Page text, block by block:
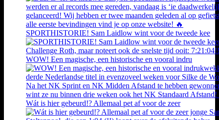
SPORTHISTORIE! Sam Laidlow wint voor de tweede kee
WOW! Een magische, een historische en vooral indru
Wát is hier gebeurd!? Allemaal pet af voor de zeer